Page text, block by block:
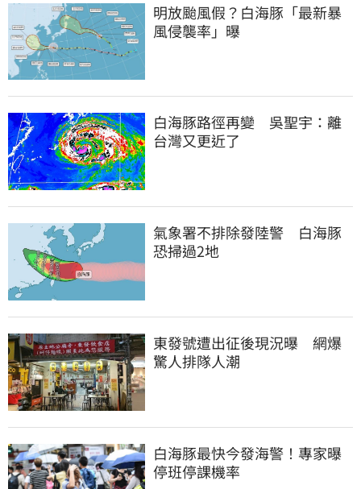
明放颱風假？白海豚「最新暴
風侵襲率」曝
白海豚路徑再變　吳聖宇：離
台灣又更近了
氣象署不排除發陸警　白海豚
恐掃過2地
東發號遭出征後現況曝　網爆
驚人排隊人潮
白海豚最快今發海警！專家曝
停班停課機率